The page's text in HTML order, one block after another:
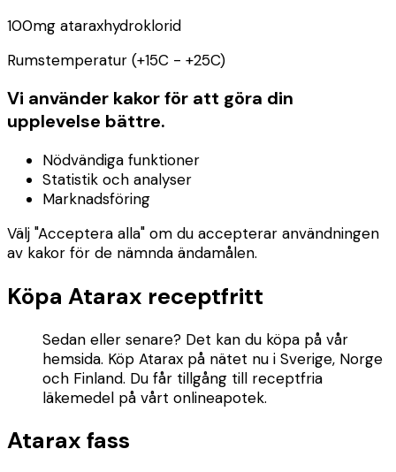
100mg ataraxhydroklorid
Rumstemperatur (+15C - +25C)
Vi använder kakor för att göra din
upplevelse bättre.
Nödvändiga funktioner
Statistik och analyser
Marknadsföring
Välj "Acceptera alla" om du accepterar användningen
av kakor för de nämnda ändamålen.
Köpa Atarax receptfritt
Sedan eller senare? Det kan du köpa på vår
hemsida. Köp Atarax på nätet nu i Sverige, Norge
och Finland. Du får tillgång till receptfria
läkemedel på vårt onlineapotek.
Atarax fass